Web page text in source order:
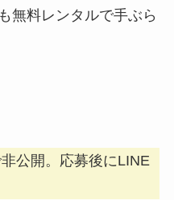
無料レンタルで手ぶら
公開。応募後にLINE